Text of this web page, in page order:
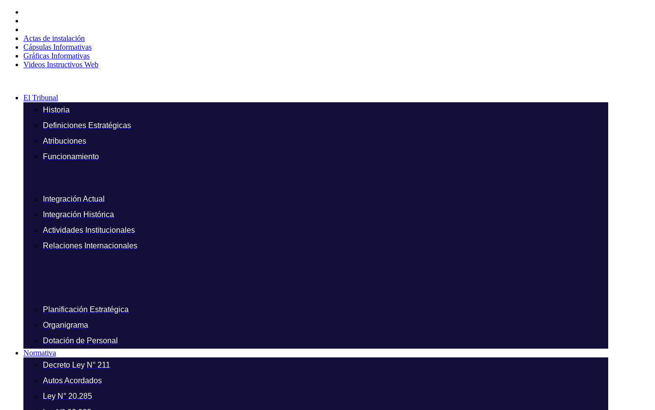
contenido
Actas de instalación
Cápsulas Informativas
Gráficas Informativas
Videos Instructivos Web
El Tribunal
Historia
Definiciones Estratégicas
Atribuciones
Funcionamiento
Integración Actual
Integración Histórica
Actividades Institucionales
Relaciones Internacionales
Planificación Estratégica
Organigrama
Dotación de Personal
Normativa
Decreto Ley N° 211
Autos Acordados
Ley N° 20.285